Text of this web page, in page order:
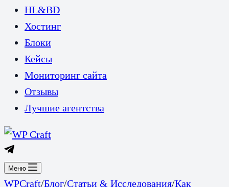
HL&BD
Хостинг
Блоки
Кейсы
Мониторинг сайта
Отзывы
Лучшие агентства
Меню
WPCraft/Блог/Статьи & Исследования/Как